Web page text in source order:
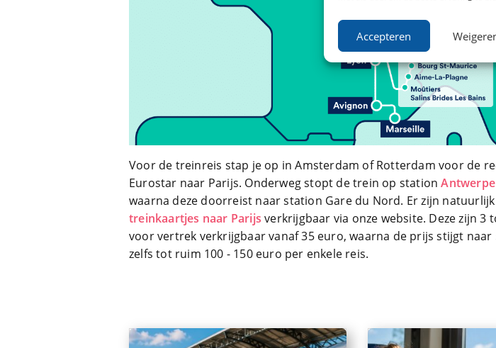
Accepteren
Voor de treinreis stap je op in Amsterdam of Rotterdam voor de
Eurostar naar Parijs. Onderweg stopt de trein op station
waarna deze doorreist naar station Gare du Nord. Er zijn
treinkaartjes naar Parijs verkrijgbaar via onze website. Deze zijn 3
voor vertrek verkrijgbaar vanaf 35 euro, waarna de prijs stijgt naar
zelfs tot ruim 100 - 150 euro per enkele reis.